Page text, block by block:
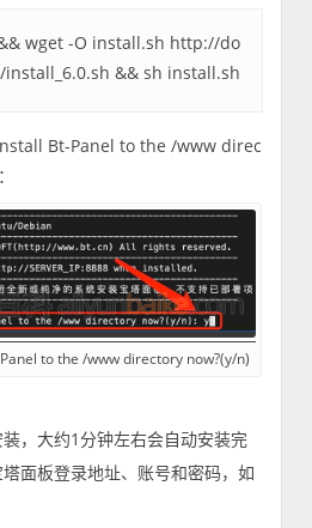
wget -O install.sh http://do
&& sh install.sh
Bt-Panel to the /www direc
to the /www directory now?(y/n)
，大约1分钟左右会自动安装完
面板登录地址、账号和密码，如